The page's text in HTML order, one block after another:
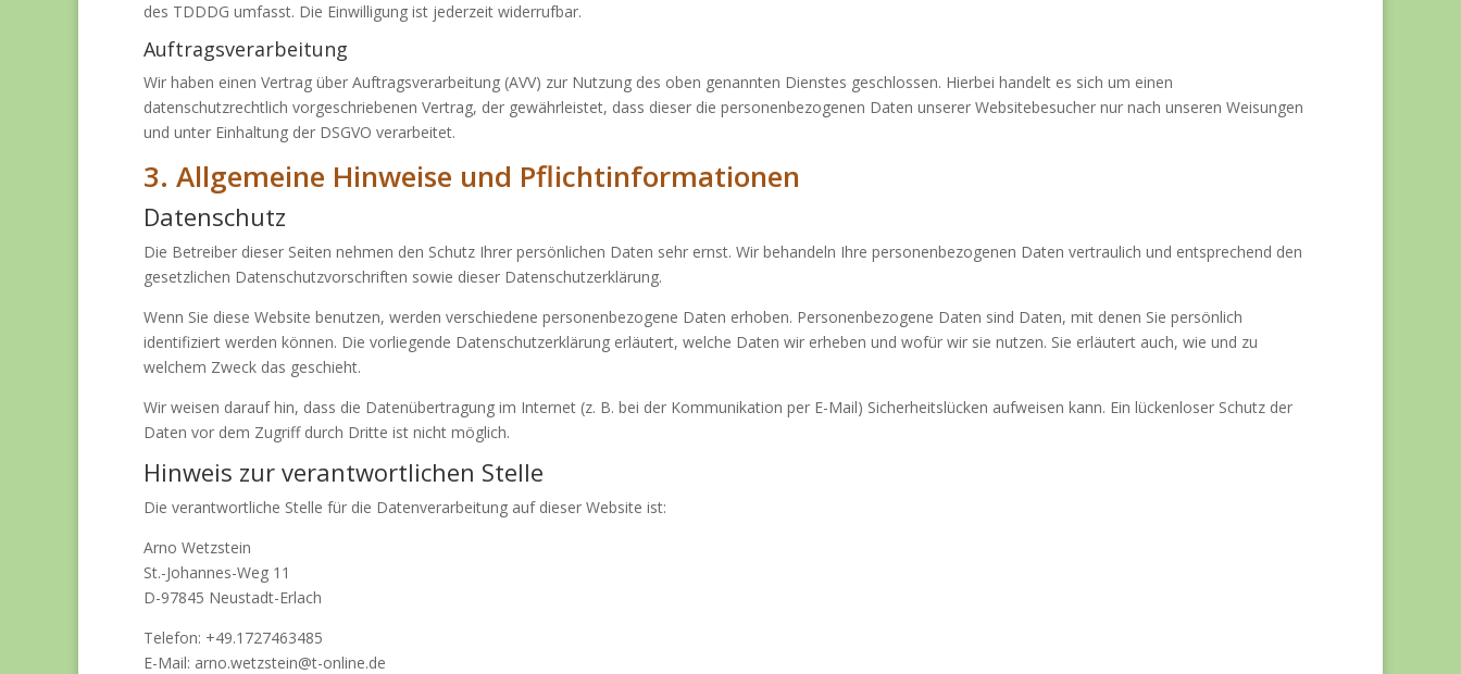
des TDDDG umfasst. Die Einwilligung ist jederzeit widerrufbar.
Auftragsverarbeitung
Wir haben einen Vertrag über Auftragsverarbeitung (AVV) zur Nutzung des oben genannten Dienstes geschlossen. Hierbei handelt es sich um einen
datenschutzrechtlich vorgeschriebenen Vertrag, der gewährleistet, dass dieser die personenbezogenen Daten unserer Websitebesucher nur nach unseren Weisungen
und unter Einhaltung der DSGVO verarbeitet.
3. Allgemeine Hinweise und Pflicht­informationen
Datenschutz
Die Betreiber dieser Seiten nehmen den Schutz Ihrer persönlichen Daten sehr ernst. Wir behandeln Ihre personenbezogenen Daten vertraulich und entsprechend den
gesetzlichen Datenschutzvorschriften sowie dieser Datenschutzerklärung.
Wenn Sie diese Website benutzen, werden verschiedene personenbezogene Daten erhoben. Personenbezogene Daten sind Daten, mit denen Sie persönlich
identifiziert werden können. Die vorliegende Datenschutzerklärung erläutert, welche Daten wir erheben und wofür wir sie nutzen. Sie erläutert auch, wie und zu
welchem Zweck das geschieht.
Wir weisen darauf hin, dass die Datenübertragung im Internet (z. B. bei der Kommunikation per E-Mail) Sicherheitslücken aufweisen kann. Ein lückenloser Schutz der
Daten vor dem Zugriff durch Dritte ist nicht möglich.
Hinweis zur verantwortlichen Stelle
Die verantwortliche Stelle für die Datenverarbeitung auf dieser Website ist:
Arno Wetzstein
St.-Johannes-Weg 11
D-97845 Neustadt-Erlach
Telefon: +49.1727463485
E-Mail: arno.wetzstein@t-online.de